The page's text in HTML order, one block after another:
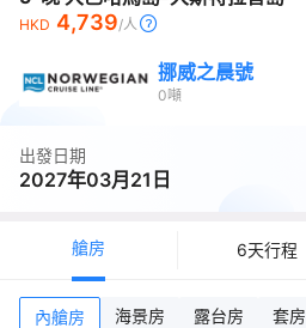
HKD 4,739/人
挪威之晨號
0噸
出發日期
2027年03月21日
艙房 6天行程
內艙房 海景房 露台房 套房